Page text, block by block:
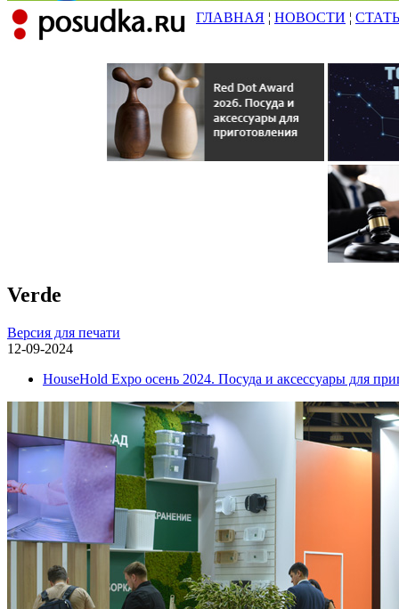
ГЛАВНАЯ ¦ НОВОСТИ ¦
Verde
Версия для печати
12-09-2024
HouseHold Expo осень 2024. Посуда и аксессуары для